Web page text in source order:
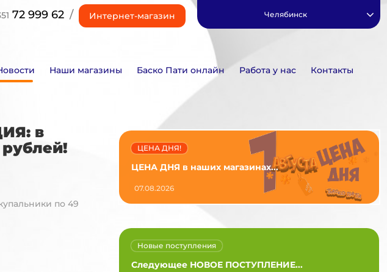
72 999 62 / Интернет-магазин Челябинск
Наши магазины Баско Пати онлайн Работа у нас Контакты
в
по 49
ЦЕНА ДНЯ в наших магазинах...
ЦЕНА ДНЯ!
07.08.2026
Следующее НОВОЕ ПОСТУПЛЕНИЕ...
Новые поступления